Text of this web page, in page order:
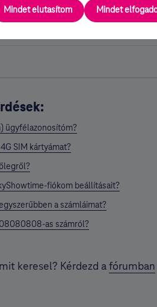
ügyfélazonosítóm?
SIM kártyámat?
fiókom beállításait?
a számláimat?
as számról?
keresel? Kérdezd afórumban
Mindet elutasítom Mindet